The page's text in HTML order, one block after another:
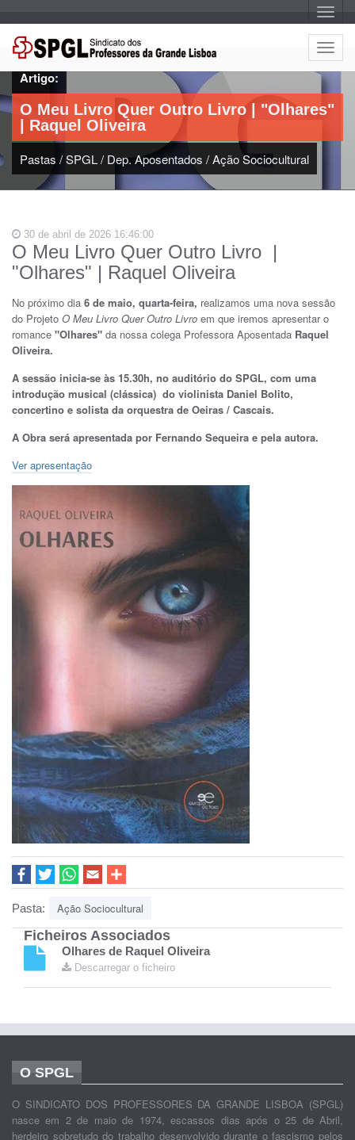
A
l
t
e
r
a
a
g
o
A
l
t
e
r
a
a
o
Artigo:
O Meu Livro Quer Outro Livro | "Olhares"
| Raquel Oliveira
Pastas /SPGL/ Dep. Aposentados /Ação Sociocultural
30 de abril de 2026 16:46:00
O Meu Livro Quer Outro Livro |
"Olhares" | Raquel Oliveira
No próximo dia 6 de maio, quarta-feira, realizamos uma nova sessão
do Projeto O Meu Livro Quer Outro Livro em que iremos apresentar o
romance "Olhares" da nossa colega Professora Aposentada Raquel
Oliveira.
A sessão inicia-se às 15.30h, no auditório do SPGL, com uma
introdução musical (clássica) do violinista Daniel Bolito,
concertino e solista da orquestra de Oeiras / Cascais.
A Obra será apresentada por Fernando Sequeira e pela autora.
Ver apresentação
Pasta: Ação Sociocultural
Ficheiros Associados
Olhares de Raquel Oliveira
Descarregar o ficheiro
O SPGL
O SINDICATO DOS PROFESSORES DA GRANDE LISBOA (SPGL)
nasce em 2 de maio de 1974, escassos dias após o 25 de Abril,
herdeiro sobretudo do trabalho desenvolvido durante o fascismo pelos